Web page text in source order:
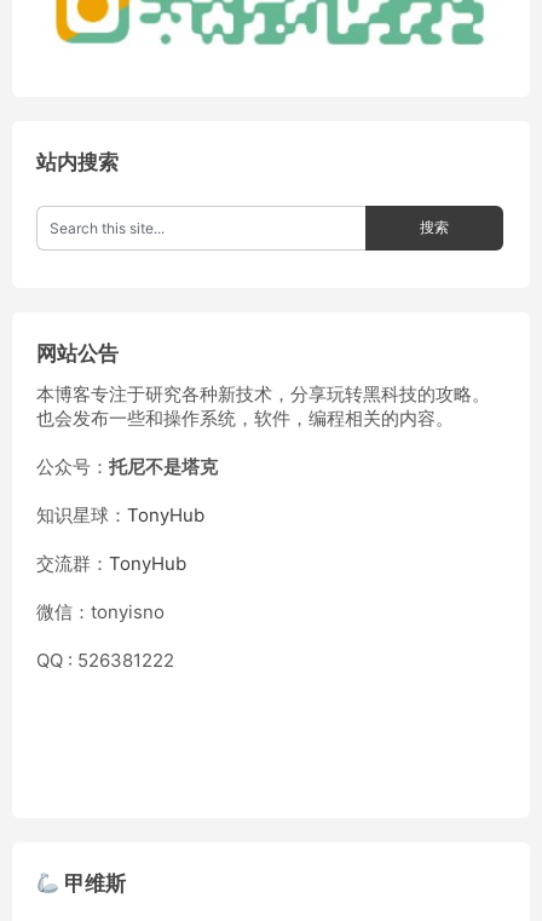
站内搜索
网站公告
本博客专注于研究各种新技术，分享玩转黑科技的攻略。
也会发布一些和操作系统，软件，编程相关的内容。
公众号： 托尼不是塔克
知识星球： TonyHub
交流群： TonyHub
微信：tonyisno
QQ : 526381222
甲维斯